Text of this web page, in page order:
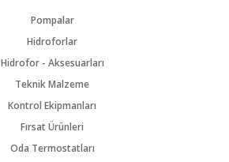
Pompalar
Hidroforlar
Hidrofor - Aksesuarları
Teknik Malzeme
Kontrol Ekipmanları
Fırsat Ürünleri
Oda Termostatları